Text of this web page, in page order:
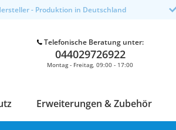
- Produktion in Deutschland
Telefonische Beratung unter:
044029726922
Montag - Freitag, 09:00 - 17:00
Erweiterungen & Zubehör